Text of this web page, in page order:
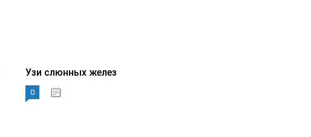
Узи слюнных желез
0